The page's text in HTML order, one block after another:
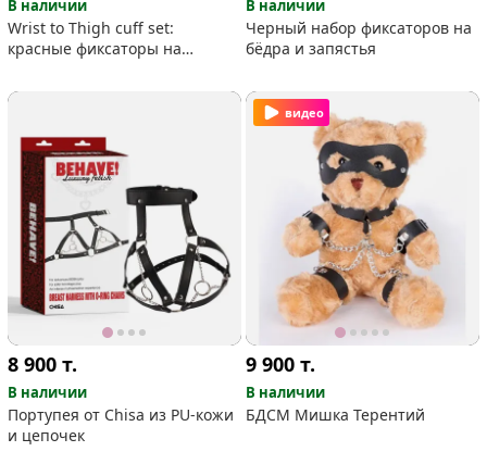
В наличии
Wrist to Thigh cuff set:
красные фиксаторы на
В наличии
Черный набор фиксаторов на
бёдра и запястья
8 900т.
В наличии
Портупея от Chisa из PU-кожи
и цепочек
видео
9 900т.
В наличии
БДСМ Мишка Терентий